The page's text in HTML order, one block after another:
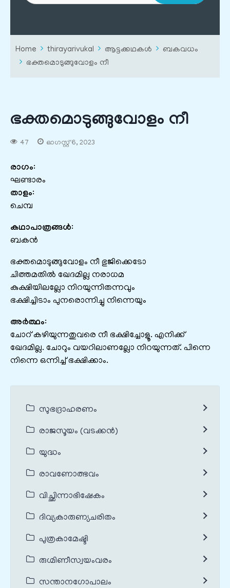
Home thirayarivukal ആട്ടക്കഥകൾ
ബകവധം
ഭക്തമൊടുങ്ങുവോളം നീ
ഭക്തമൊടുങ്ങുവോളം നീ
47 ഓഗസ്റ്റ്‌ 6, 2023
രാഗം:
ഘണ്ടാരം
താളം:
ചെമ്പ
കഥാപാത്രങ്ങൾ:
ബകൻ
ഭക്തമൊടുങ്ങുവോളം നീ ഭുജിക്കെടോ
ചിത്തമതില്‍ ഖേദമില്ല നരാധമ
കുക്ഷിയിലല്ലോ നിറയുന്നിതന്നവും
ഭക്ഷിച്ചിടാം പുനരൊന്നിച്ചു നിന്നെയും
അർത്ഥം:
ചോറ് കഴിയുന്നതുവരെ നീ ഭക്ഷിച്ചോളൂ. എനിക്ക്
ഖേദമില്ല. ചോറും വയറിലാണല്ലോ നിറയുന്നത്. പിന്നെ
നിന്നെ ഒന്നിച്ച് ഭക്ഷിക്കാം.
സുഭദ്രാഹരണം
രാജസൂയം (വടക്കൻ)
യുദ്ധം
രാവണോത്ഭവം
വിച്ഛിന്നാഭിഷേകം
ദിവ്യകാരുണ്യചരിതം
പുത്രകാമേഷ്ടി
രുഗ്മിണീസ്വയംവരം
സന്താനഗോപാലം